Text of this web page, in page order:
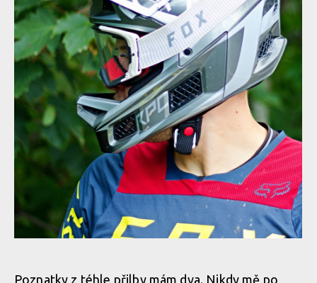
Test: Fox Rampage Pro
Carbon - nabídne nejlepší
ochranu pro tvou hlavu
Test: Fox Rampage Pro
Carbon - nabídne nejlepší
ochranu pro tvou hlavu
Test: Fox Rampage Pro
Carbon - nabídne nejlepší
ochranu pro tvou hlavu
Test: Fox Rampage Pro
Carbon - nabídne nejlepší
ochranu pro tvou hlavu
Poznatky z téhle přilby mám dva. Nikdy mě po